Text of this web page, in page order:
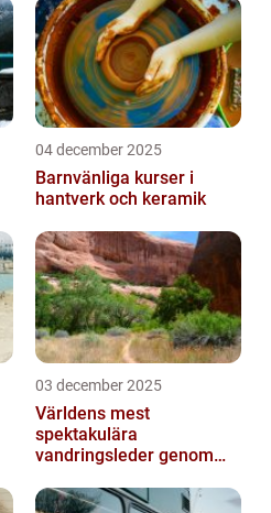
04 december 2025
Barnvänliga kurser i
hantverk och keramik
03 december 2025
Världens mest
spektakulära
vandringsleder genom